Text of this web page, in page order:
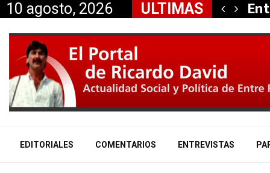
10 agosto, 2026 ULTIMAS
a Mauricio «Palito»…
EDITORIALES COMENTARIOS ENTREVISTAS